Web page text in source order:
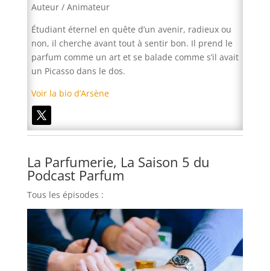
Auteur / Animateur
Étudiant éternel en quête d’un avenir, radieux ou
non, il cherche avant tout à sentir bon. Il prend le
parfum comme un art et se balade comme s’il avait
un Picasso dans le dos.
Voir la bio d’Arsène
La Parfumerie, La Saison 5 du
Podcast Parfum
Tous les épisodes :